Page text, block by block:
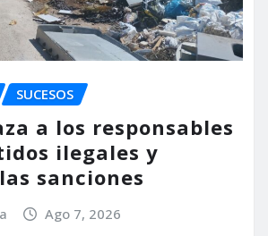
SUCESOS
a los responsables
ilegales y
sanciones
Ago 7, 2026